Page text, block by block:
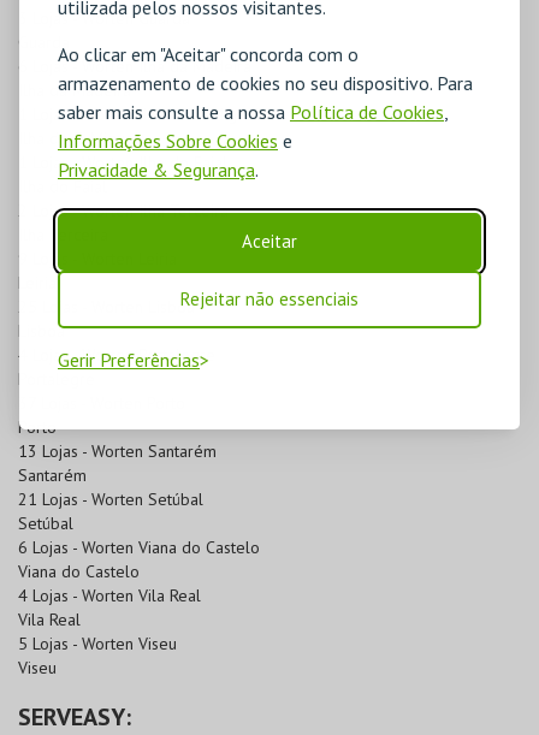
utilizada pelos nossos visitantes.
Ao clicar em "Aceitar" concorda com o
armazenamento de cookies no seu dispositivo. Para
saber mais consulte a nossa Política de Cookies,
Informações Sobre Cookies e
Privacidade & Segurança.
Aceitar
Rejeitar não essenciais
Gerir Preferências
3 Lojas - Worten Guarda
6 Lojas - Worten Ilha da Madeira
Ilha da Madeira
1 Lojas - Worten Ilha de S. Miguel
Ilha de S. Miguel
1 Lojas - Worten Ilha do Faial
Ilha do Faial
2 Lojas - Worten Ilha Terceira
Leiria
25 Lojas - Worten Lisboa
Lisboa
4 Lojas - Worten Portalegre
Portalegre
Porto
13 Lojas - Worten Santarém
Santarém
21 Lojas - Worten Setúbal
Setúbal
6 Lojas - Worten Viana do Castelo
Viana do Castelo
4 Lojas - Worten Vila Real
Vila Real
5 Lojas - Worten Viseu
Viseu
SERVEASY: